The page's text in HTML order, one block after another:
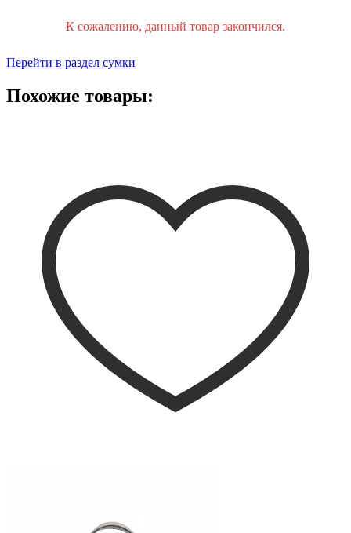
К сожалению, данный товар закончился.
Перейти в раздел сумки
Похожие товары: